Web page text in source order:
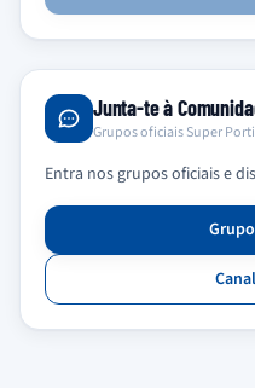
Junta-te à
Grupos oficiais Super
Entra nos grupos oficiais e